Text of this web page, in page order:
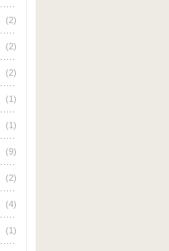
(2)
(2)
(2)
(1)
(1)
(9)
(2)
(4)
(1)